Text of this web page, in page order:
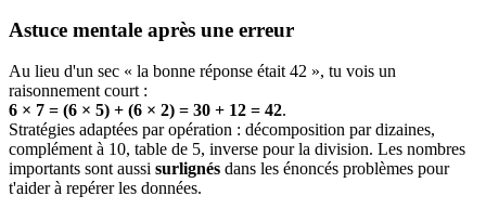
Astuce mentale après une erreur
Au lieu d'un sec « la bonne réponse était 42 », tu vois un
raisonnement court :
6 × 7 = (6 × 5) + (6 × 2) = 30 + 12 = 42.
Stratégies adaptées par opération : décomposition par dizaines,
complément à 10, table de 5, inverse pour la division. Les nombres
importants sont aussi surlignés dans les énoncés problèmes pour
t'aider à repérer les données.